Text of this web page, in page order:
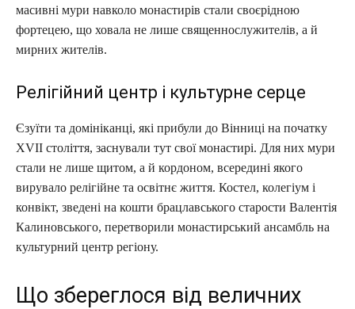
масивні мури навколо монастирів стали своєрідною
фортецею, що ховала не лише священнослужителів, а й
мирних жителів.
Релігійний центр і культурне серце
Єзуїти та домініканці, які прибули до Вінниці на початку
XVII століття, заснували тут свої монастирі. Для них мури
стали не лише щитом, а й кордоном, всередині якого
вирувало релігійне та освітнє життя. Костел, колегіум і
конвікт, зведені на кошти брацлавського старости Валентія
Калиновського, перетворили монастирський ансамбль на
культурний центр регіону.
Що збереглося від величних